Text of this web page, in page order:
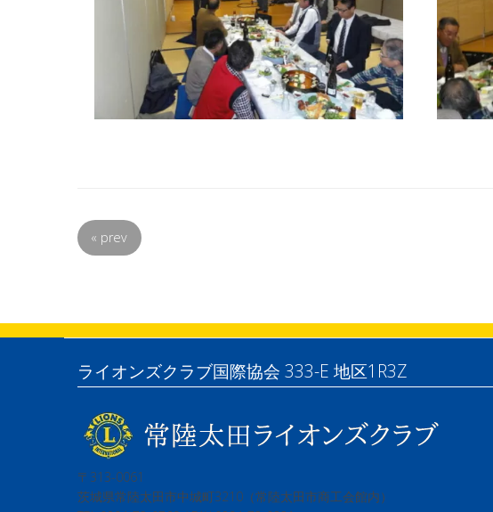
« prev
ライオンズクラブ国際協会 333-E 地区1R3Z
〒313-0061
茨城県常陸太田市中城町3210（常陸太田市商工会館内）